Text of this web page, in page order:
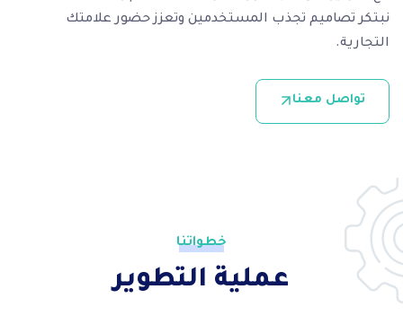
نبتكر تصاميم تجذب المستخدمين وتعزز حضور علامتك
التجارية.
تواصل معنا
خطواتنا
عملية التطوير